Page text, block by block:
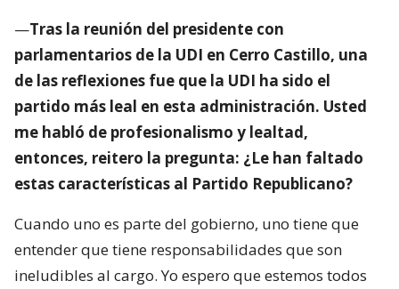
—Tras la reunión del presidente con
parlamentarios de la UDI en Cerro Castillo, una
de las reflexiones fue que la UDI ha sido el
partido más leal en esta administración. Usted
me habló de profesionalismo y lealtad,
entonces, reitero la pregunta: ¿Le han faltado
estas características al Partido Republicano?
Cuando uno es parte del gobierno, uno tiene que
entender que tiene responsabilidades que son
ineludibles al cargo. Yo espero que estemos todos